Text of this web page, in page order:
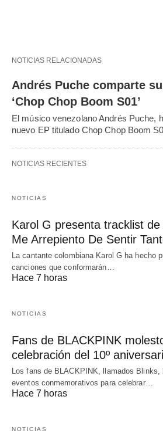
NOTICIAS RELACIONADAS
Andrés Puche comparte
‘Chop Chop Boom S01’
El músico venezolano Andrés Puche,
nuevo EP titulado Chop Chop Boom
NOTICIAS RECIENTES
NOTICIAS
Karol G presenta tracklist de
Me Arrepiento De Sentir
La cantante colombiana Karol G ha hecho
canciones que conformarán…
Hace 7 horas
NOTICIAS
Fans de BLACKPINK
celebración del 10º
Los fans de BLACKPINK, llamados
eventos conmemorativos para celebrar…
Hace 7 horas
NOTICIAS